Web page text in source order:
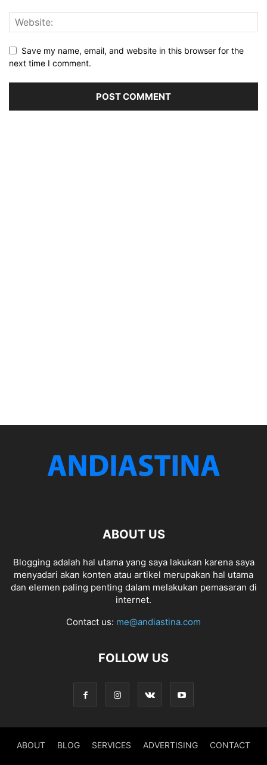
Save my name, email, and website in this browser for the
next time I comment.
ABOUT US
Blogging adalah hal utama yang saya lakukan karena saya
menyadari akan konten atau artikel merupakan hal utama
dan elemen paling penting dalam melakukan pemasaran di
internet.
Contact us: me@andiastina.com
FOLLOW US
ABOUT BLOG SERVICES ADVERTISING CONTACT